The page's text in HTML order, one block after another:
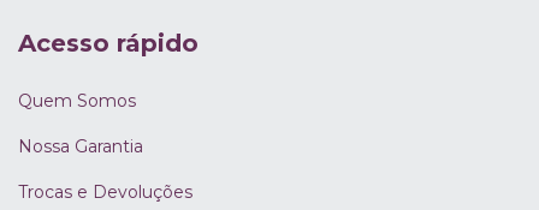
Acesso rápido
Quem Somos
Nossa Garantia
Trocas e Devoluções